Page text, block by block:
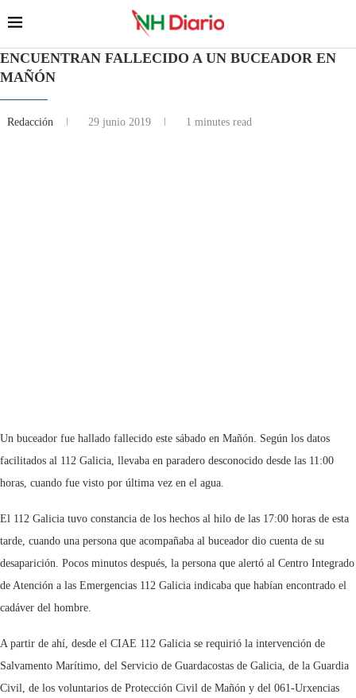
ENCUENTRAN FALLECIDO A UN BUCEADOR EN
MAÑÓN
Redacción 29 junio 2019 1 minutes read
Un buceador fue hallado fallecido este sábado en Mañón. Según los datos
facilitados al 112 Galicia, llevaba en paradero desconocido desde las 11:00
horas, cuando fue visto por última vez en el agua.
El 112 Galicia tuvo constancia de los hechos al hilo de las 17:00 horas de esta
tarde, cuando una persona que acompañaba al buceador dio cuenta de su
desaparición. Pocos minutos después, la persona que alertó al Centro Integrado
de Atención a las Emergencias 112 Galicia indicaba que habían encontrado el
cadáver del hombre.
A partir de ahí, desde el CIAE 112 Galicia se requirió la intervención de
Salvamento Marítimo, del Servicio de Guardacostas de Galicia, de la Guardia
Civil, de los voluntarios de Protección Civil de Mañón y del 061-Urxencias